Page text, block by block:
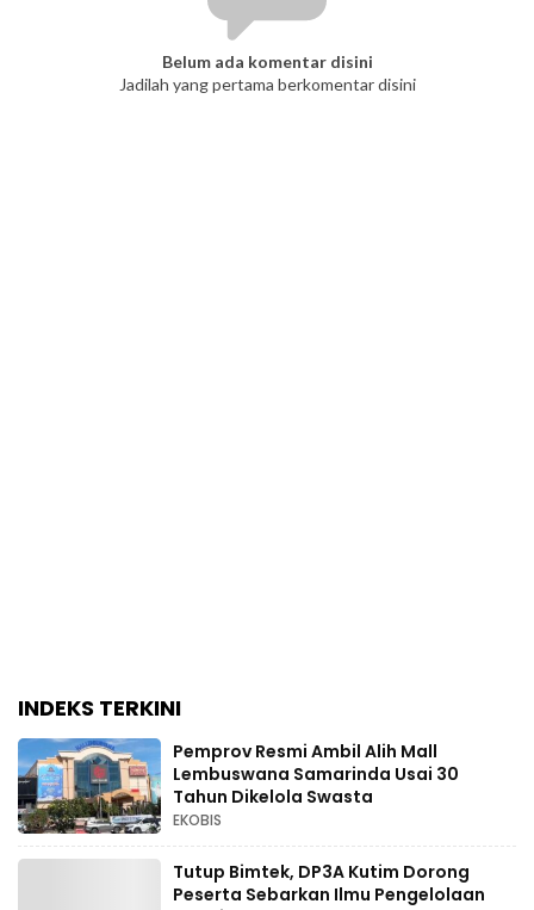
Belum ada komentar disini
Jadilah yang pertama berkomentar disini
INDEKS TERKINI
Pemprov Resmi Ambil Alih Mall
Lembuswana Samarinda Usai 30
Tahun Dikelola Swasta
EKOBIS
Tutup Bimtek, DP3A Kutim Dorong
Peserta Sebarkan Ilmu Pengelolaan